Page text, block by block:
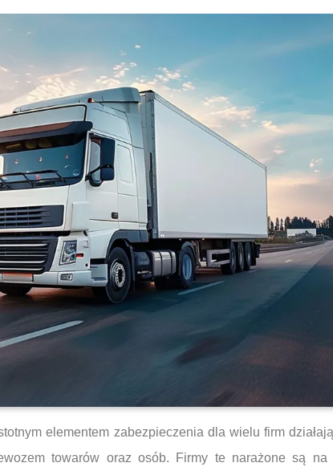
elementem zabezpieczenia dla wielu firm
towarów oraz osób. Firmy te narażone są